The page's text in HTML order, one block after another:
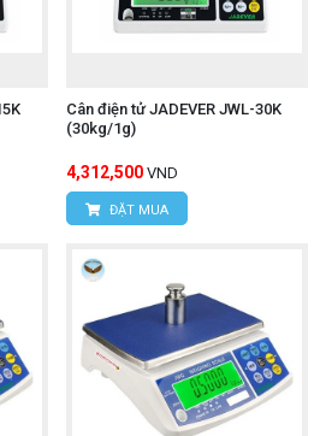
Cân điện tử JADEVER JWL-30K
(30kg/1g)
4,312,500 VND
ĐẶT MUA